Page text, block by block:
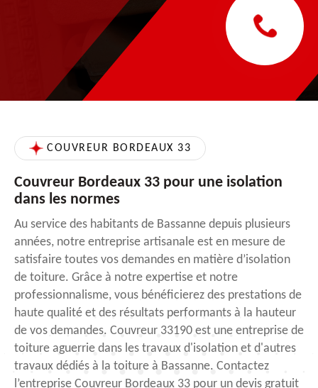
COUVREUR BORDEAUX 33
Couvreur Bordeaux 33 pour une isolation
dans les normes
Au service des habitants de Bassanne depuis plusieurs
années, notre entreprise artisanale est en mesure de
satisfaire toutes vos demandes en matière d’isolation
de toiture. Grâce à notre expertise et notre
professionnalisme, vous bénéficierez des prestations de
haute qualité et des résultats performants à la hauteur
de vos demandes. Couvreur 33190 est une entreprise de
toiture aguerrie dans les travaux d'isolation et d'autres
travaux dédiés à la toiture à Bassanne. Contactez
l’entreprise Couvreur Bordeaux 33 pour un devis gratuit